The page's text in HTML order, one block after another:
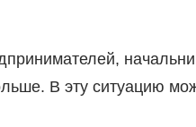
В эту ситуацию